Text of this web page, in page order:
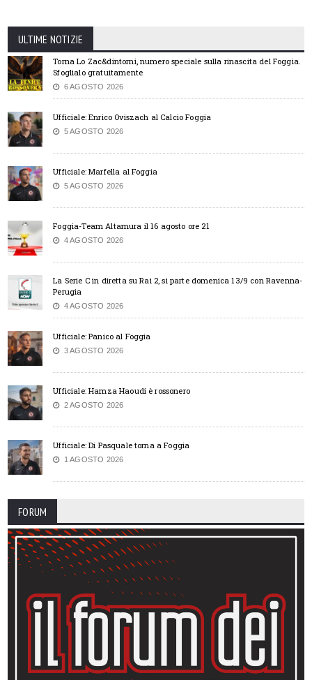
ULTIME NOTIZIE
Torna Lo Zac&dintorni, numero speciale sulla rinascita del Foggia.
Sfoglialo gratuitamente
6 AGOSTO 2026
Ufficiale: Enrico Oviszach al Calcio Foggia
5 AGOSTO 2026
Ufficiale: Marfella al Foggia
5 AGOSTO 2026
Foggia-Team Altamura il 16 agosto ore 21
4 AGOSTO 2026
La Serie C in diretta su Rai 2, si parte domenica 13/9 con Ravenna-
Perugia
4 AGOSTO 2026
Ufficiale: Panico al Foggia
3 AGOSTO 2026
Ufficiale: Hamza Haoudi è rossonero
2 AGOSTO 2026
Ufficiale: Di Pasquale torna a Foggia
1 AGOSTO 2026
FORUM